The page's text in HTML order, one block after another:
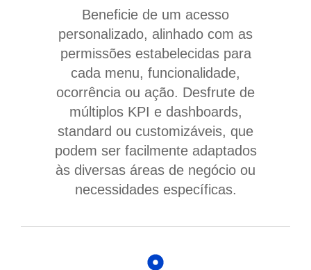
Beneficie de um acesso
personalizado, alinhado com as
permissões estabelecidas para
cada menu, funcionalidade,
ocorrência ou ação. Desfrute de
múltiplos KPI e dashboards,
standard ou customizáveis, que
podem ser facilmente adaptados
às diversas áreas de negócio ou
necessidades específicas.